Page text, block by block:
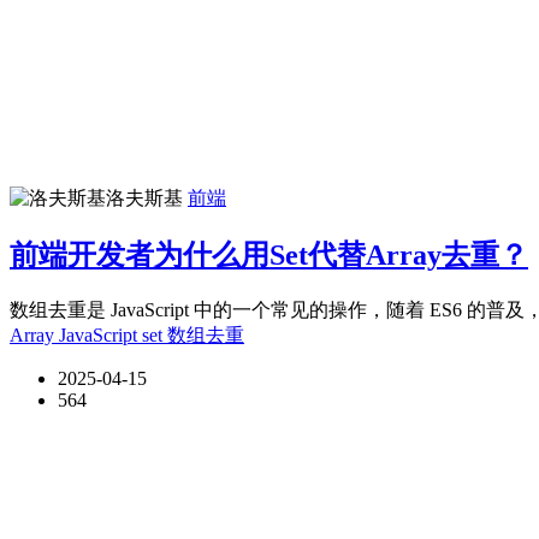
洛夫斯基 前端
前端开发者为什么用Set代替Array去重？
数组去重是 JavaScript 中的一个常见的操作，随着 ES6 的普及
Array JavaScript set 数组去重
2025-04-15
564